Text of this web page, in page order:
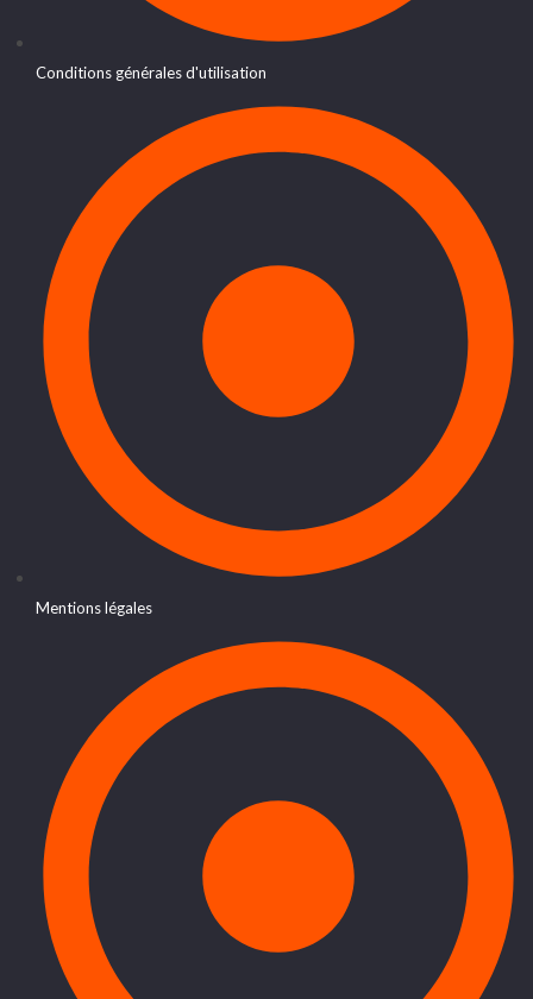
Conditions générales d'utilisation
Mentions légales